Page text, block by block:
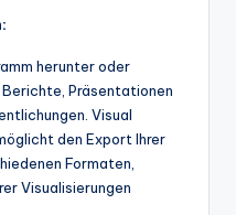
herunter oder
Präsentationen
Visual
den Export Ihrer
Formaten,
Visualisierungen